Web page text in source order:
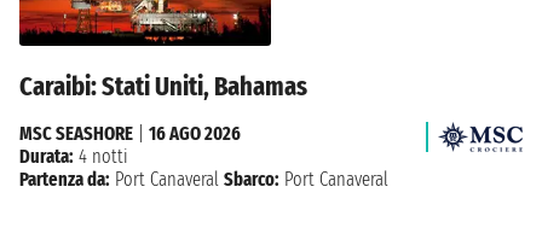
Caraibi: Stati Uniti, Bahamas
MSC SEASHORE
16 AGO 2026
Durata: 4 notti
Partenza da: Port Canaveral Sbarco: Port Canaveral